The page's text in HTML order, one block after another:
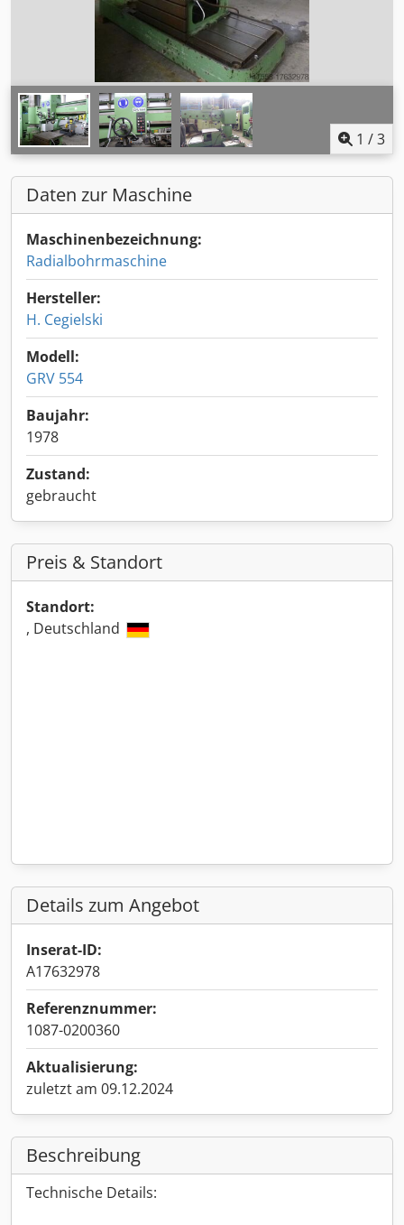
1 /3
Daten zur Maschine
Maschinenbezeichnung:
Radialbohrmaschine
Hersteller:
H. Cegielski
Modell:
GRV 554
Baujahr:
1978
Zustand:
gebraucht
Preis & Standort
Standort:
, Deutschland
Details zum Angebot
Inserat-ID:
A17632978
Referenznummer:
1087-0200360
Aktualisierung:
zuletzt am 09.12.2024
Beschreibung
Technische Details: